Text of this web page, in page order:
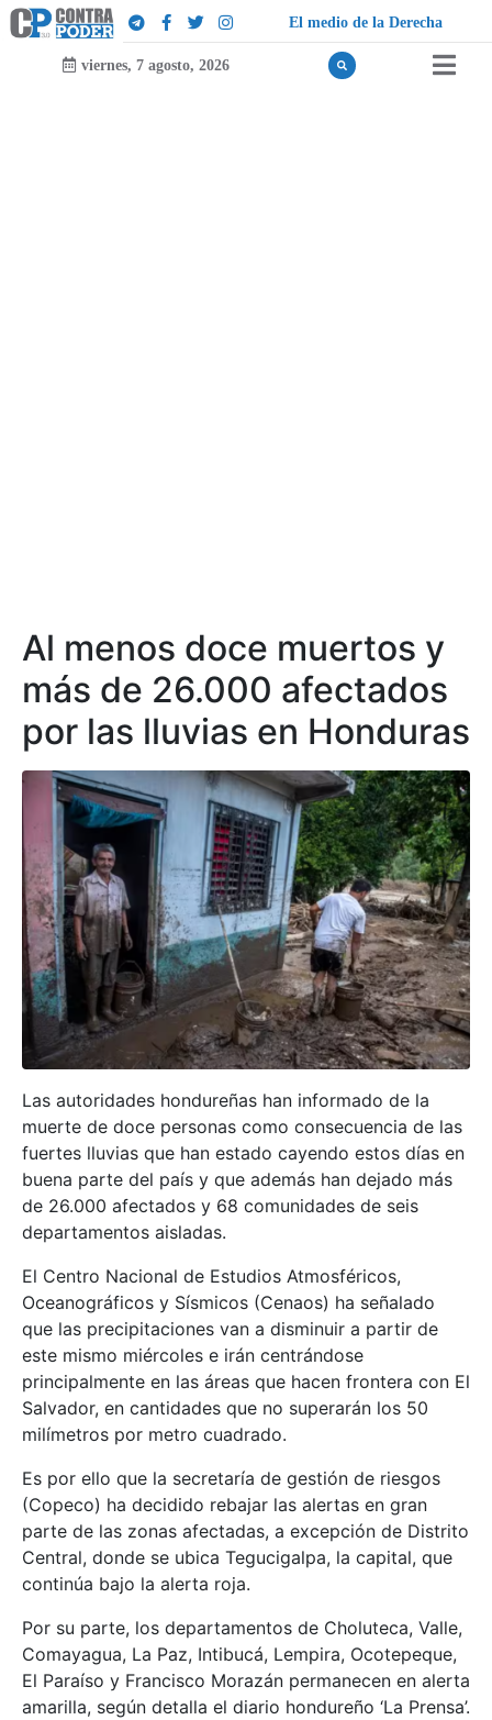
l medio de la Derecha
viernes, 7 agosto, 2026
Al menos doce muertos y
más de 26.000 afectados
por las lluvias en Honduras
Las autoridades hondureñas han informado de la
muerte de doce personas como consecuencia de las
fuertes lluvias que han estado cayendo estos días en
buena parte del país y que además han dejado más
de 26.000 afectados y 68 comunidades de seis
departamentos aisladas.
El Centro Nacional de Estudios Atmosféricos,
Oceanográficos y Sísmicos (Cenaos) ha señalado
que las precipitaciones van a disminuir a partir de
este mismo miércoles e irán centrándose
principalmente en las áreas que hacen frontera con El
Salvador, en cantidades que no superarán los 50
milímetros por metro cuadrado.
Es por ello que la secretaría de gestión de riesgos
(Copeco) ha decidido rebajar las alertas en gran
parte de las zonas afectadas, a excepción de Distrito
Central, donde se ubica Tegucigalpa, la capital, que
continúa bajo la alerta roja.
Por su parte, los departamentos de Choluteca, Valle,
Comayagua, La Paz, Intibucá, Lempira, Ocotepeque,
El Paraíso y Francisco Morazán permanecen en alerta
amarilla, según detalla el diario hondureño ‘La Prensa’.